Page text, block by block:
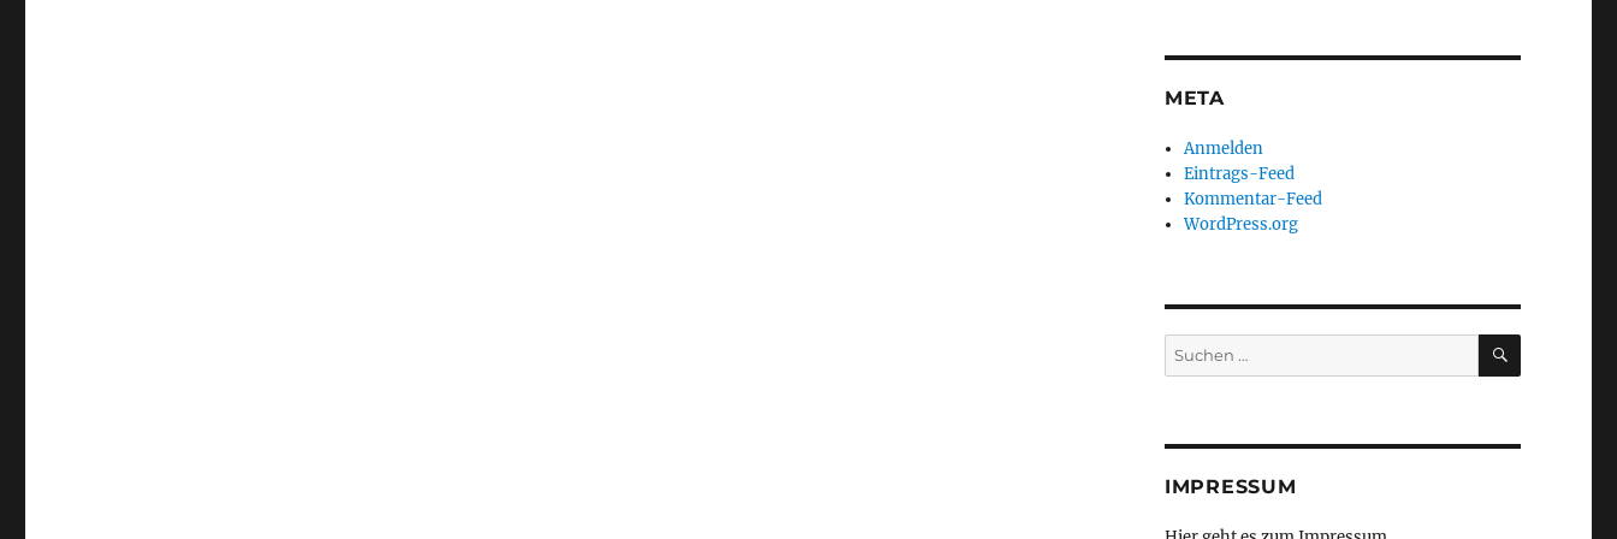
META
Anmelden
Eintrags-Feed
Kommentar-Feed
WordPress.org
Suchen
nach:
SUCHEN
IMPRESSUM